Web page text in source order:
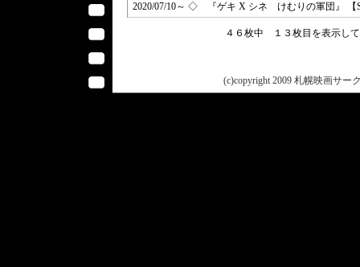
2020/07/10～ ◇ 『ゲキ X シネ けむりの軍団』 【
４６枚中 １３枚目を表示し
(c)copyright 2009 札幌映画サー